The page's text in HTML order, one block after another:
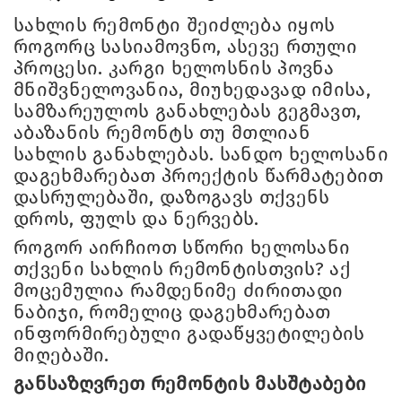
სახლის რემონტი შეიძლება იყოს
როგორც სასიამოვნო, ასევე რთული
პროცესი. კარგი ხელოსნის პოვნა
მნიშვნელოვანია, მიუხედავად იმისა,
სამზარეულოს განახლებას გეგმავთ,
აბაზანის რემონტს თუ მთლიან
სახლის განახლებას. სანდო ხელოსანი
დაგეხმარებათ პროექტის წარმატებით
დასრულებაში, დაზოგავს თქვენს
დროს, ფულს და ნერვებს.
როგორ აირჩიოთ სწორი ხელოსანი
თქვენი სახლის რემონტისთვის? აქ
მოცემულია რამდენიმე ძირითადი
ნაბიჯი, რომელიც დაგეხმარებათ
ინფორმირებული გადაწყვეტილების
მიღებაში.
განსაზღვრეთ რემონტის მასშტაბები